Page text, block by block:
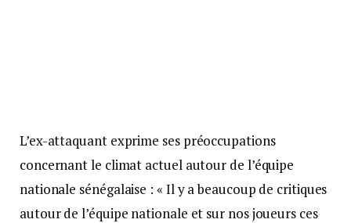
L’ex-attaquant exprime ses préoccupations
concernant le climat actuel autour de l’équipe
nationale sénégalaise : « Il y a beaucoup de critiques
autour de l’équipe nationale et sur nos joueurs ces